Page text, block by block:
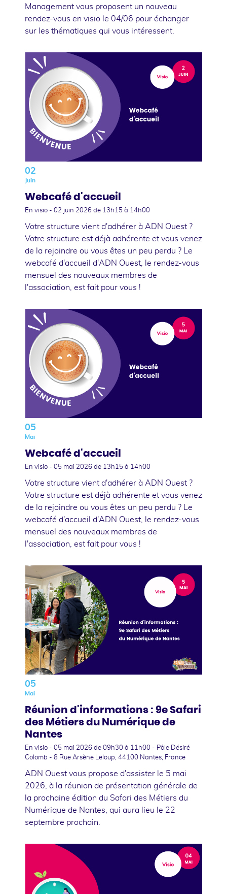
Management vous proposent un nouveau
rendez-vous en visio le 04/06 pour échanger
sur les thématiques qui vous intéressent.
02
Juin
Webcafé d'accueil
En visio - 02 juin 2026 de 13h15 à 14h00
Votre structure vient d'adhérer à ADN Ouest ?
Votre structure est déjà adhérente et vous venez
de la rejoindre ou vous êtes un peu perdu ? Le
webcafé d'accueil d'ADN Ouest, le rendez-vous
mensuel des nouveaux membres de
l'association, est fait pour vous !
05
Mai
Webcafé d'accueil
En visio - 05 mai 2026 de 13h15 à 14h00
Votre structure vient d'adhérer à ADN Ouest ?
Votre structure est déjà adhérente et vous venez
de la rejoindre ou vous êtes un peu perdu ? Le
webcafé d'accueil d'ADN Ouest, le rendez-vous
mensuel des nouveaux membres de
l'association, est fait pour vous !
05
Mai
Réunion d'informations : 9e Safari
des Métiers du Numérique de
Nantes
En visio - 05 mai 2026 de 09h30 à 11h00 - Pôle Désiré
Colomb - 8 Rue Arsène Leloup, 44100 Nantes, France
ADN Ouest vous propose d'assister le 5 mai
2026, à la réunion de présentation générale de
la prochaine édition du Safari des Métiers du
Numérique de Nantes, qui aura lieu le 22
septembre prochain.